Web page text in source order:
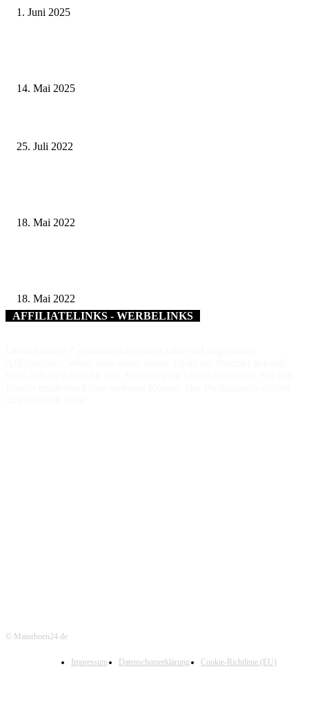
1. Juni 2025
14. Mai 2025
25. Juli 2022
18. Mai 2022
18. Mai 2022
AFFILIATELINKS - WERBELINKS
© Mainrhoen24.de
Impressum Datenschutzerklärung Cookie-Richtlinie (EU)